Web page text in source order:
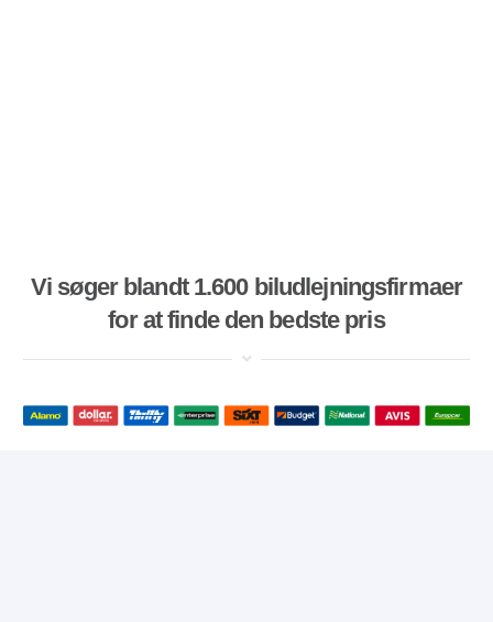
Vi søger blandt 1.600 biludlejningsfirmaer
for at finde den bedste pris